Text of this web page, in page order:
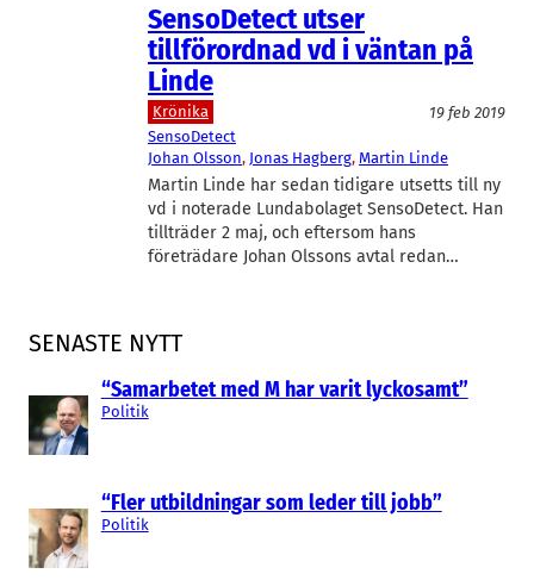
SENASTE NYTT
“Samarbetet med M har varit lyckosamt”
Politik
“Fler utbildningar som leder till jobb”
Politik
SensoDetect utser
tillförordnad vd i väntan på
Linde
Krönika
19 feb 2019
SensoDetect
Johan Olsson, Jonas Hagberg, Martin Linde
Martin Linde har sedan tidigare utsetts till ny
vd i noterade Lundabolaget SensoDetect. Han
tillträder 2 maj, och eftersom hans
företrädare Johan Olssons avtal redan…